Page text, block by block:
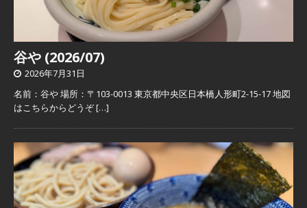
谷や (2026/07)
2026年7月31日
名前：谷や 場所：〒103-0013 東京都中央区日本橋人形町2-15-17 地図
はこちらからどうぞ[…]